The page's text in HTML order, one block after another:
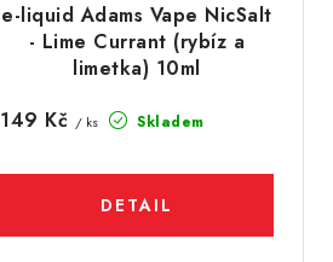
e-liquid Adams Vape NicSalt
- Lime Currant (rybíz a
limetka) 10ml
Skladem
149 Kč / ks